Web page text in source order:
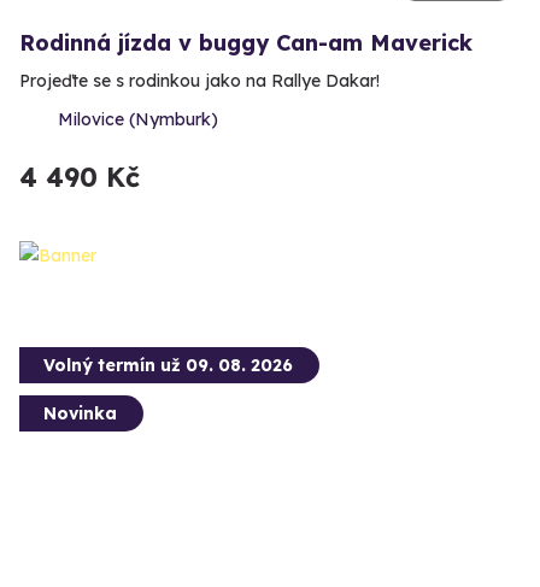
Rodinná jízda v buggy Can-am Maverick
Projeďte se s rodinkou jako na Rallye Dakar!
Milovice (Nymburk)
4 490 Kč
Volný termín už 09. 08. 2026
Novinka